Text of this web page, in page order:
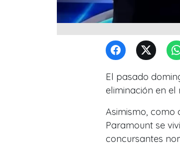
El pasado
eliminación en el
Asimismo, como
Paramount se
concursantes